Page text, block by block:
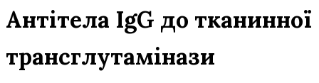
Антітела IgG до тканинної
трансглутамінази